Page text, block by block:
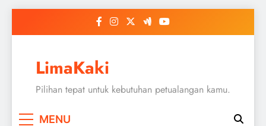
LimaKaki
Pilihan tepat untuk kebutuhan petualangan kamu.
MENU